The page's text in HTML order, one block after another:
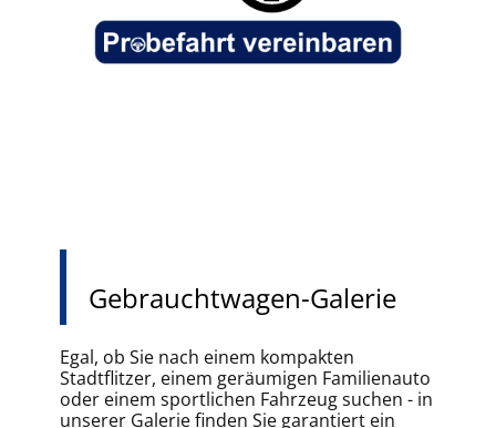
Gebrauchtwagen-Galerie
Egal, ob Sie nach einem kompakten
Stadtflitzer, einem geräumigen Familienauto
oder einem sportlichen Fahrzeug suchen - in
unserer Galerie finden Sie garantiert ein